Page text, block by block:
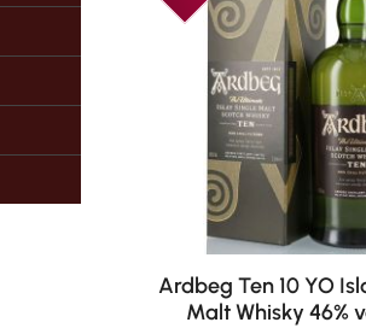
Ardbeg Ten 10 YO
Malt Whisky 46%